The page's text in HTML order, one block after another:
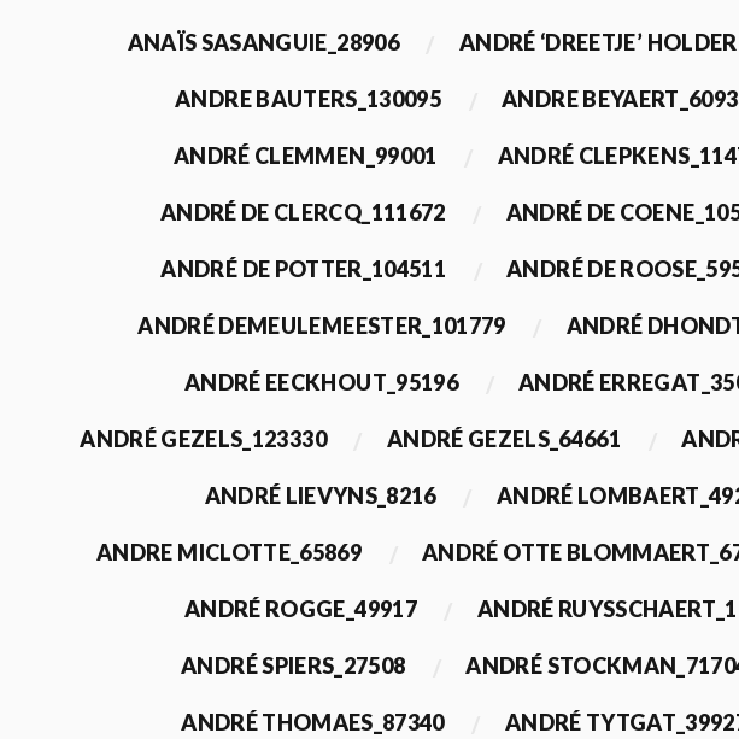
ANAÏS SASANGUIE_28906 ANDRÉ ‘DREETJE’
ANDRE BAUTERS_130095 ANDRE
ANDRÉ CLEMMEN_99001 ANDRÉ
ANDRÉ DE CLERCQ_111672 ANDRÉ DE
ANDRÉ DE POTTER_104511 ANDRÉ DE
ANDRÉ DEMEULEMEESTER_101779 ANDRÉ
ANDRÉ EECKHOUT_95196 ANDRÉ
ANDRÉ GEZELS_123330 ANDRÉ GEZELS_64661
ANDRÉ LIEVYNS_8216 ANDRÉ
ANDRE MICLOTTE_65869 ANDRÉ OTTE
ANDRÉ ROGGE_49917 ANDRÉ
ANDRÉ SPIERS_27508 ANDRÉ
ANDRÉ THOMAES_87340 ANDRÉ